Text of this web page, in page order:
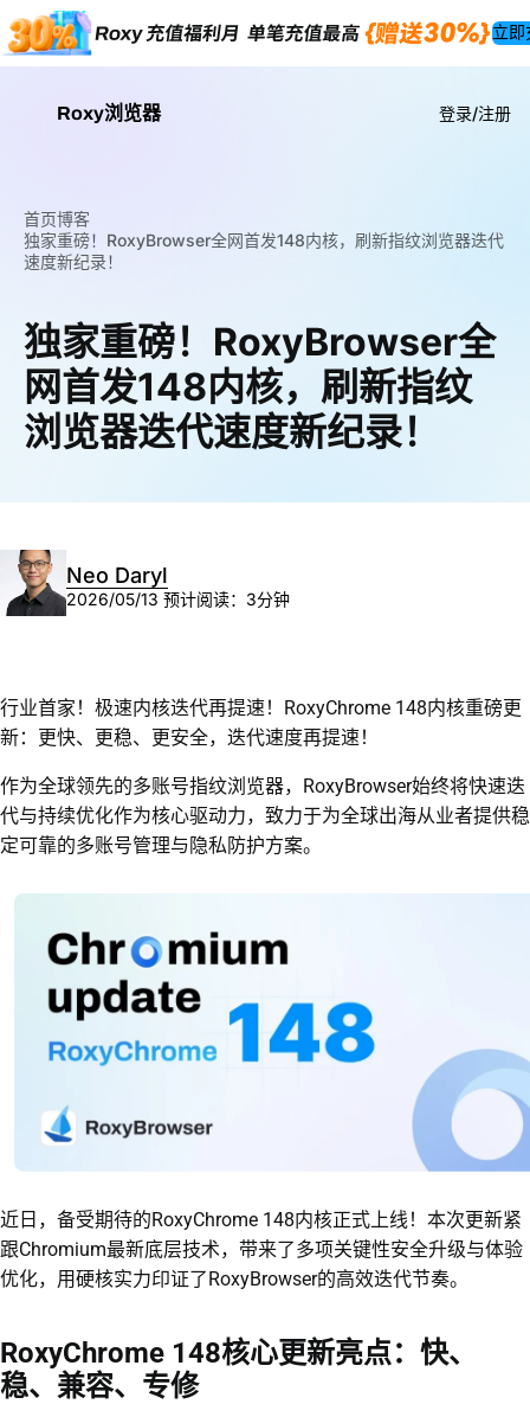
立即
Roxy浏览器 登录/注册
首页博客
独家重磅！RoxyBrowser全网首发148内核，刷新指纹浏览器迭代
速度新纪录！
独家重磅！RoxyBrowser全
网首发148内核，刷新指纹
浏览器迭代速度新纪录！
Neo Daryl
2026/05/13 预计阅读：3分钟
行业首家！极速内核迭代再提速！RoxyChrome 148内核重磅更
新：更快、更稳、更安全，迭代速度再提速！
作为全球领先的多账号指纹浏览器，RoxyBrowser始终将快速迭
代与持续优化作为核心驱动力，致力于为全球出海从业者提供稳
定可靠的多账号管理与隐私防护方案。
近日，备受期待的RoxyChrome 148内核正式上线！本次更新紧
跟Chromium最新底层技术，带来了多项关键性安全升级与体验
优化，用硬核实力印证了RoxyBrowser的高效迭代节奏。
RoxyChrome 148核心更新亮点：快、
稳、兼容、专修